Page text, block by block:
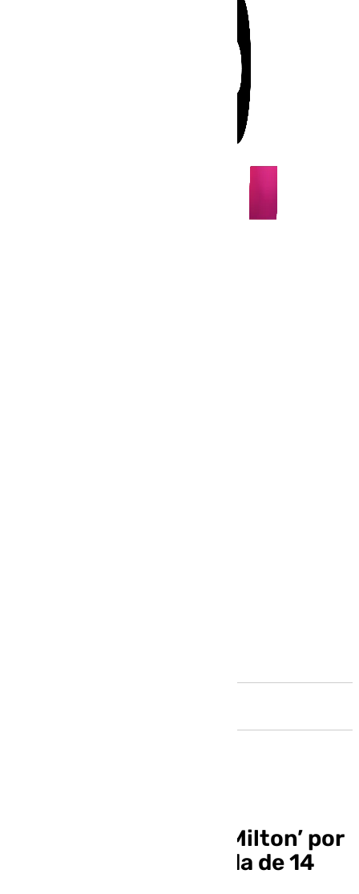
El paso del huracán ‘Milton’ por
Florida se cobra la vida de 14